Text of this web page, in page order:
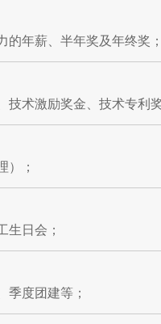
的年薪、半年奖及年终奖；
技术激励奖金、技术专利
）；
生日会；
季度团建等；